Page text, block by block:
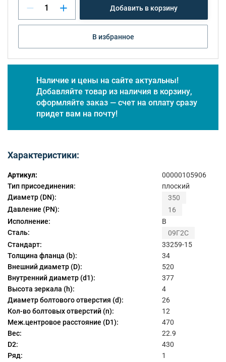
Добавить в корзину
В избранное
Наличие и цены на сайте актуальны!
Добавляйте товар из наличия в корзину,
оформляйте заказ — счет на оплату сразу
придет вам на почту!
Характеристики:
Артикул:
00000105906
Тип присоединения:
плоский
Диаметр (DN):
350
Давление (PN):
16
Исполнение:
B
Сталь:
09Г2С
Стандарт:
33259-15
Толщина фланца (b):
34
Внешний диаметр (D):
520
Внутренний диаметр (d1):
377
Высота зеркала (h):
4
Диаметр болтового отверстия (d):
26
Кол-во болтовых отверстий (n):
12
Меж.центровое расстояние (D1):
470
Вес:
22.9
D2:
430
Ряд:
1